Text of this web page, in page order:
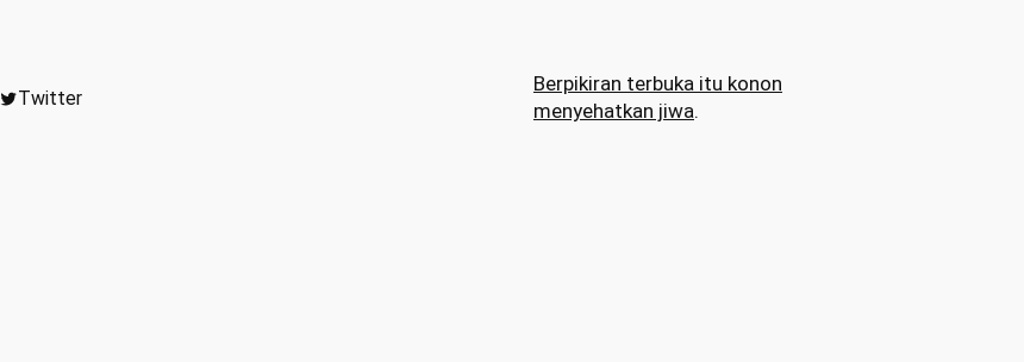
Twitter
Berpikiran terbuka itu konon
menyehatkan jiwa.